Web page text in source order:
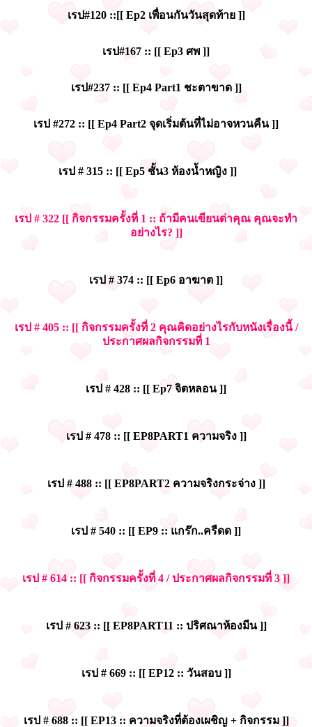
เรป#120 ::[[ Ep2 เพื่อนกันวันสุดท้าย ]]
เรป#167 :: [[ Ep3 ศพ ]]
เรป#237 :: [[ Ep4 Part1 ชะตาขาด ]]
เรป #272 :: [[ Ep4 Part2 จุดเริ่มต้นที่ไม่อาจหวนคืน ]]
เรป # 315 :: [[ Ep5 ชั้น3 ห้องน้ำหญิง ]]
เรป # 322 [[ กิจกรรมครั้งที่ 1 :: ถ้ามีคนเขียนด่าคุณ คุณจะทำ
อย่างไร? ]]
เรป # 374 :: [[ Ep6 อาฆาต ]]
เรป # 405 :: [[ กิจกรรมครั้งที่ 2 คุณคิดอย่างไรกับหนังเรื่องนี้ /
ประกาศผลกิจกรรมที่ 1
เรป # 428 :: [[ Ep7 จิตหลอน ]]
เรป # 478 :: [[ EP8PART1 ความจริง ]]
เรป # 488 :: [[ EP8PART2 ความจริงกระจ่าง ]]
เรป # 540 :: [[ EP9 :: แกร๊ก..ครืดด ]]
เรป # 614 :: [[ กิจกรรมครั้งที่ 4 / ประกาศผลกิจกรรมที่ 3 ]]
เรป # 623 :: [[ EP8PART11 :: ปริศณาห้องมีน ]]
เรป # 669 :: [[ EP12 :: วันสอบ ]]
เรป # 688 :: [[ EP13 :: ความจริงที่ต้องเผชิญ + กิจกรรม ]]